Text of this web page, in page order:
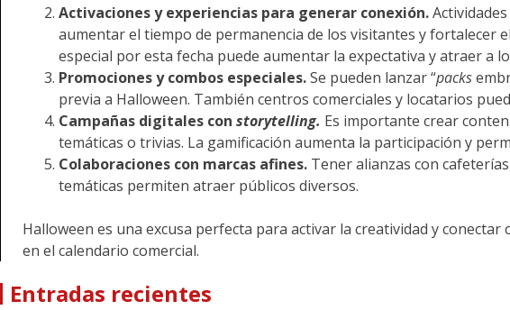
Activaciones y experiencias para generar conexión.
aumentar el tiempo de permanencia de los visitantes y fortalecer
especial por esta fecha puede aumentar la expectativa y atraer a
Promociones y combos especiales.Se pueden lanzar “packs
previa a Halloween. También centros comerciales y locatarios
Campañas digitales con storytelling. Es importante crear
temáticas o trivias. La gamificación aumenta la participación y
Colaboraciones con marcas afines. Tener alianzas con
temáticas permiten atraer públicos diversos.
Halloween es una excusa perfecta para activar la creatividad y
en el calendario comercial.
Entradas recientes